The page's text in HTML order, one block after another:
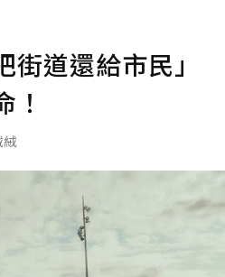
道還給市民」
！
絨